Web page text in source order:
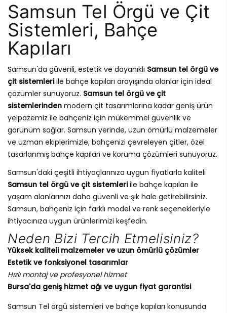
Samsun Tel Örgü ve Çit
Sistemleri, Bahçe
Kapıları
Samsun'da güvenli, estetik ve dayanıklı Samsun tel örgü ve
çit sistemleriile bahçe kapıları arayışında olanlar için ideal
çözümler sunuyoruz. Samsun tel örgü ve çit
sistemlerinden modern çit tasarımlarına kadar geniş ürün
yelpazemiz ile bahçeniz için mükemmel güvenlik ve
görünüm sağlar. Samsun yerinde, uzun ömürlü malzemeler
ve uzman ekiplerimizle, bahçenizi çevreleyen çitler, özel
tasarlanmış bahçe kapıları ve koruma çözümleri sunuyoruz.
Samsun'daki çeşitli ihtiyaçlarınıza uygun fiyatlarla kaliteli
Samsun tel örgü ve çit sistemleriile bahçe kapıları ile
yaşam alanlarınızı daha güvenli ve şık hale getirebilirsiniz.
Samsun, bahçeniz için farklı model ve renk seçenekleriyle
ihtiyacınıza uygun ürünlerimizi keşfedin.
Neden Bizi Tercih Etmelisiniz?
Yüksek kaliteli malzemeler ve uzun ömürlü çözümler
Estetik ve fonksiyonel tasarımlar
Hızlı montaj ve profesyonel hizmet
Bursa'da geniş hizmet ağı ve uygun fiyat garantisi
Samsun Tel örgü sistemleri ve bahçe kapıları konusunda